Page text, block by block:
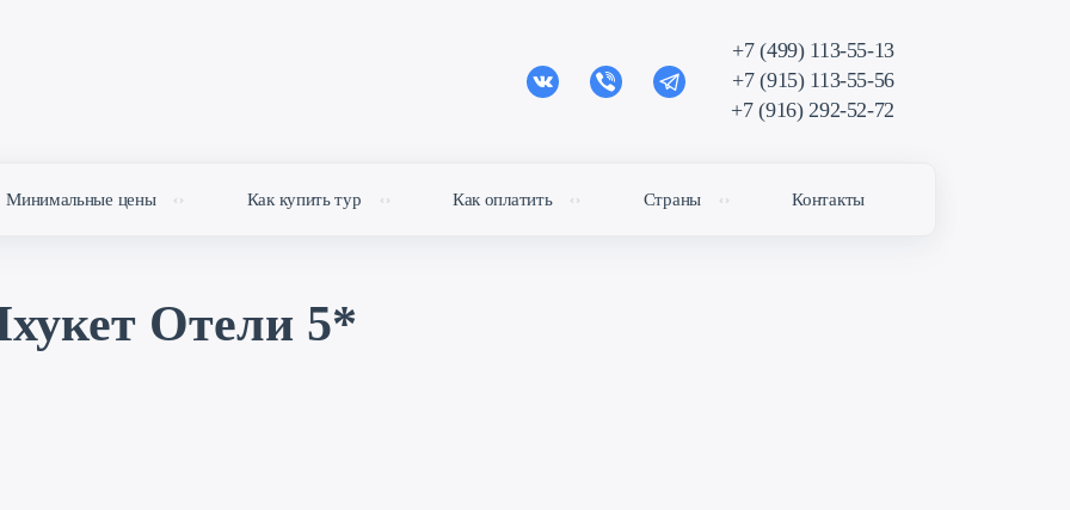
+7 (499) 113-55-13
+7 (915) 113-55-56
+7 (916) 292-52-72
Минимальные цены Как купить тур Как оплатить Страны Контакты
Отели 5*